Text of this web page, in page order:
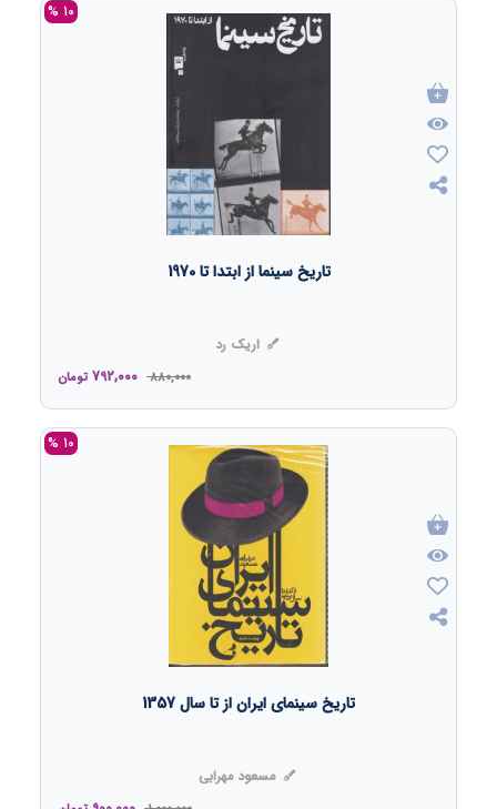
10 %
تاریخ سینما از ابتدا تا 1970
اریک رد
880,000
792,000 تومان
10 %
تاریخ سینمای ایران از تا سال 1357
مسعود مهرابی